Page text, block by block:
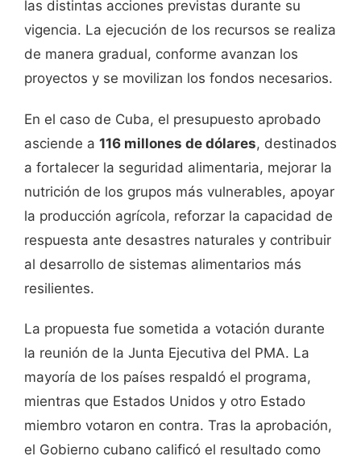
las distintas acciones previstas durante su
vigencia. La ejecución de los recursos se realiza
de manera gradual, conforme avanzan los
proyectos y se movilizan los fondos necesarios.
En el caso de Cuba, el presupuesto aprobado
asciende a 116 millones de dólares, destinados
a fortalecer la seguridad alimentaria, mejorar la
nutrición de los grupos más vulnerables, apoyar
la producción agrícola, reforzar la capacidad de
respuesta ante desastres naturales y contribuir
al desarrollo de sistemas alimentarios más
resilientes.
La propuesta fue sometida a votación durante
la reunión de la Junta Ejecutiva del PMA. La
mayoría de los países respaldó el programa,
mientras que Estados Unidos y otro Estado
miembro votaron en contra. Tras la aprobación,
el Gobierno cubano calificó el resultado como